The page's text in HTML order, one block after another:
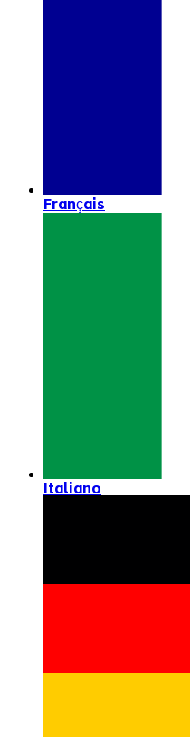
Français
Italiano